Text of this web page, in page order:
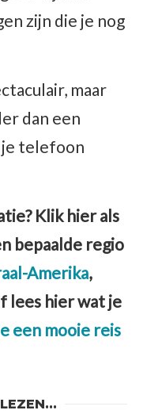
zijn die je nog
maar
dan een
telefoon
Klik hier als
bepaalde regio
Amerika,
lees hier wat je
een mooie reis